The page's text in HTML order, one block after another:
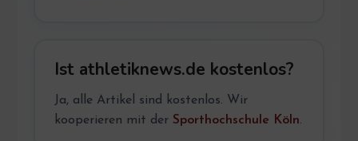
Ist athletiknews.de kostenlos?
Ja, alle Artikel sind kostenlos. Wir
kooperieren mit der Sporthochschule Köln.